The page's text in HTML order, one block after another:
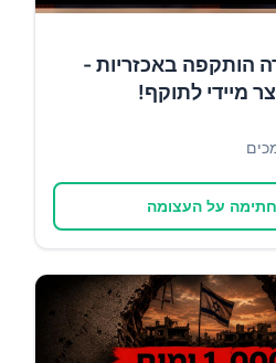
הותקפה באכזריות -
מיידי לתוקף!
חתימה על העצומה